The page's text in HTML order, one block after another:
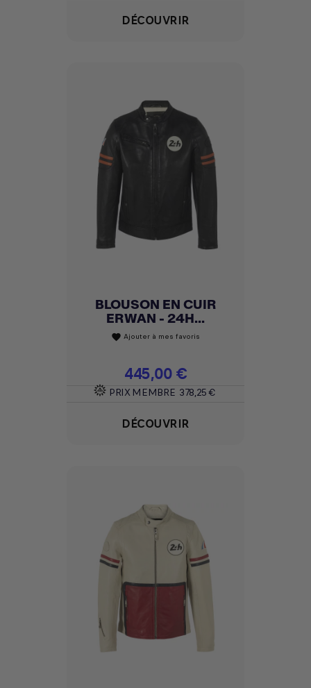
DÉCOUVRIR
BLOUSON EN CUIR
ERWAN - 24H...
favorite Ajouter à mes favoris
Prix
445,00 €
PRIX MEMBRE 378,25 €
DÉCOUVRIR